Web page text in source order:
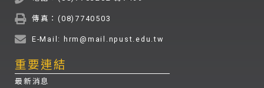
傳真：(08)7740503
E-Mail: hrm@mail.npust.edu.tw
重要連結
最新消息